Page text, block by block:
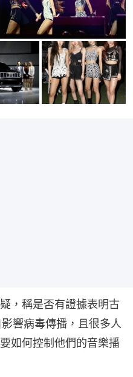
，稱是否有證據表明古
響病毒傳播，且很多人
如何控制他們的音樂播